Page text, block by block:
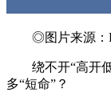
◎图片来源：
绕不开“高开
多“短命”？